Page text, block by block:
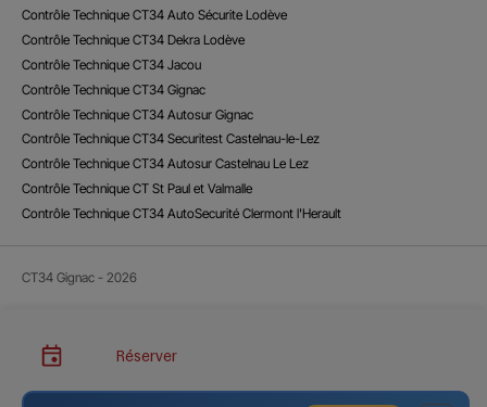
Contrôle Technique CT34 Auto Sécurite Lodève
Contrôle Technique CT34 Dekra Lodève
Contrôle Technique CT34 Jacou
Contrôle Technique CT34 Gignac
Contrôle Technique CT34 Autosur Gignac
Contrôle Technique CT34 Securitest Castelnau-le-Lez
Contrôle Technique CT34 Autosur Castelnau Le Lez
Contrôle Technique CT St Paul et Valmalle
Contrôle Technique CT34 AutoSecurité Clermont l'Herault
CT34 Gignac - 2026
Réserver